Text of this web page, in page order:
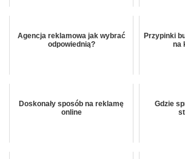
Agencja reklamowa jak wybrać
odpowiednią?
Przypinki
na
Doskonały sposób na reklamę
online
Gdzie